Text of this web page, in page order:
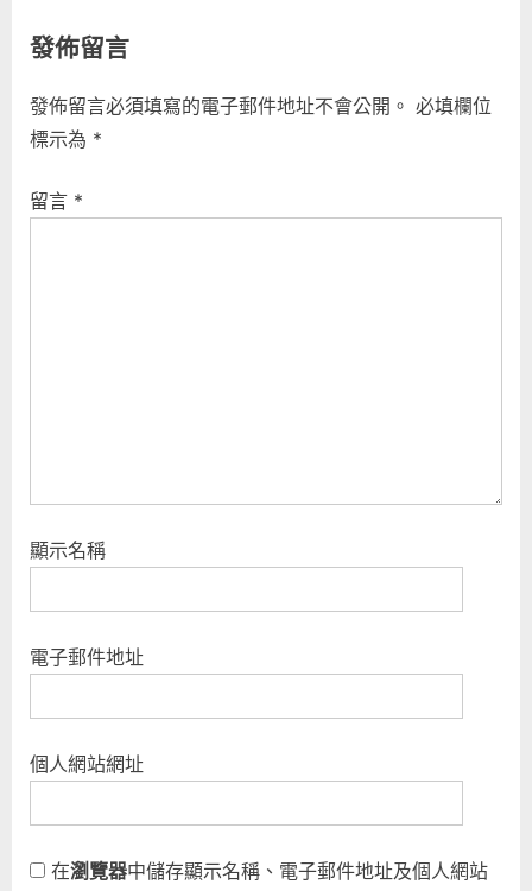
導
i
u
s
o
P
t
發佈留言
發佈留言必須填寫的電子郵件地址不會公開。 必填欄位
標示為 *
留言 *
顯示名稱
電子郵件地址
個人網站網址
在瀏覽器中儲存顯示名稱、電子郵件地址及個人網站